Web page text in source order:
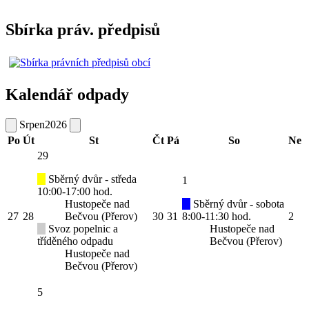
Sbírka práv. předpisů
Kalendář odpady
Srpen2026
Po Út St Čt Pá So Ne
27 28
29
Sběrný dvůr - středa
10:00-17:00 hod.
Hustopeče nad
Bečvou (Přerov)
Svoz popelnic a
tříděného odpadu
Hustopeče nad
Bečvou (Přerov)
30 31
1
Sběrný dvůr - sobota
8:00-11:30 hod.
Hustopeče nad
Bečvou (Přerov)
2
5